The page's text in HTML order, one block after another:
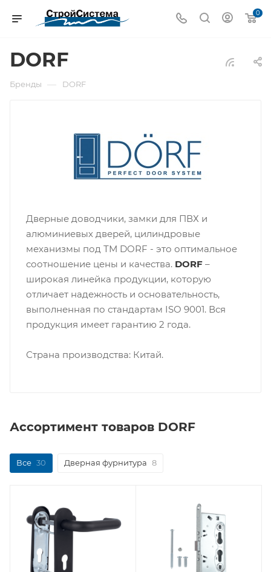
0
DORF
Бренды — DORF
Дверные доводчики, замки для ПВХ и
алюминиевых дверей, цилиндровые
механизмы под ТМ DORF - это оптимальное
соотношение цены и качества. DORF–
широкая линейка продукции, которую
отличает надежность и основательность,
выполненная по стандартам ISO 9001. Вся
продукция имеет гарантию 2 года.
Страна производства: Китай.
Ассортимент товаров DORF
Все 30 Дверная фурнитура 8